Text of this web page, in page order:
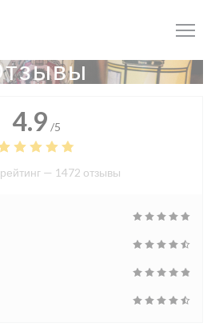
4.9 /5
— 1472 отзывы